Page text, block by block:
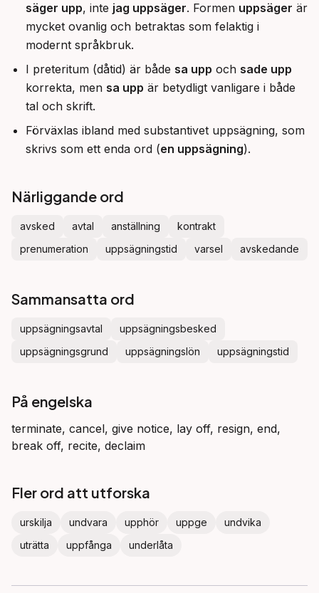
säger upp, inte jag uppsäger. Formen uppsäger är
mycket ovanlig och betraktas som felaktig i
modernt språkbruk.
I preteritum (dåtid) är både sa upp och sade upp
korrekta, men sa upp är betydligt vanligare i både
tal och skrift.
Förväxlas ibland med substantivet uppsägning, som
skrivs som ett enda ord (en uppsägning).
Närliggande ord
avsked avtal anställning
kontrakt
prenumeration
uppsägningstid varsel avskedande
Sammansatta ord
uppsägningsavtal
uppsägningsbesked
uppsägningsgrund
uppsägningslön uppsägningstid
På engelska
terminate, cancel, give notice, lay off, resign, end,
break off, recite, declaim
Fler ord att utforska
urskilja undvara upphör uppge
undvika
uträtta
uppfånga underlåta